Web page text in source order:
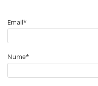
Email*
Nume*